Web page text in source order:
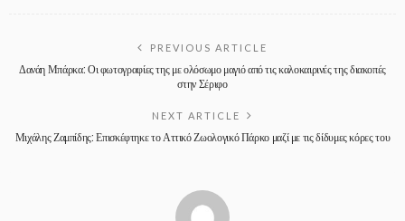
PREVIOUS ARTICLE
Δανάη Μπάρκα: Οι φωτογραφίες της με ολόσωμο μαγιό από τις καλοκαιρινές της διακοπές
στην Σέριφο
NEXT ARTICLE
Μιχάλης Ζαμπίδης: Επισκέφτηκε το Αττικό Ζωολογικό Πάρκο μαζί με τις δίδυμες κόρες του